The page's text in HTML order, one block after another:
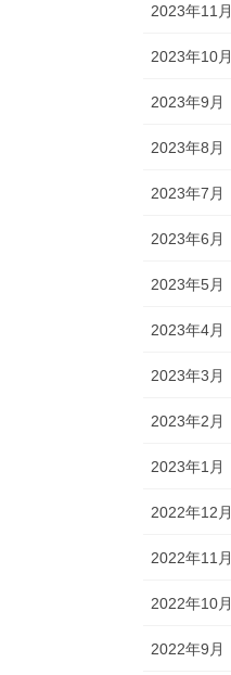
2023年11月
2023年10月
2023年9月
2023年8月
2023年7月
2023年6月
2023年5月
2023年4月
2023年3月
2023年2月
2023年1月
2022年12月
2022年11月
2022年10月
2022年9月